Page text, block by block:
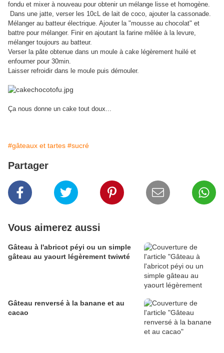
fondu et mixer à nouveau pour obtenir un mélange lisse et homogène.
Dans une jatte, verser les 10cL de lait de coco, ajouter la cassonade.
Mélanger au batteur électrique. Ajouter la "mousse au chocolat" et
battre pour mélanger. Finir en ajoutant la farine mêlée à la levure,
mélanger toujours au batteur.
Verser la pâte obtenue dans un moule à cake légèrement huilé et
enfourner pour 30min.
Laisser refroidir dans le moule puis démouler.
Ça nous donne un cake tout doux...
#gâteaux et tartes #sucré
Partager
Vous aimerez aussi
Gâteau à l'abricot péyi ou un simple
gâteau au yaourt légèrement twiwté
Gâteau renversé à la banane et au
cacao